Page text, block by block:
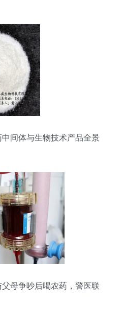
间体与生物技术产品全景
母争吵后喝农药，警医联